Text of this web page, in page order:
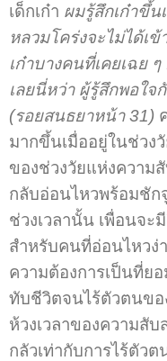
เด็กเก๋า ผมรู้สึกเก๋าขึ้น
หลวมโคร่งจะไม่ได้เ
เก๋าบางคนที่เคยเฉย
เลยนี่หว่า ผู้รู้สึกพอใจ
(รอยสนธยาหน้า 31)
มากขึ้นเมื่ออยู่ในช่วง
ของช่วงวัยแห่งความ
กลับอ่อนไหวพร้อมชัก
ช่วงเวลานั้น เพื่อนจะ
สำหรับคนที่อ่อนไหวง่
ความต้องการเป็นที่ย
ทับชีวิตจนไร้ตัวตนขอ
ห้วงเวลาของความสั
กลัวเท่ากับการไร้ตัว